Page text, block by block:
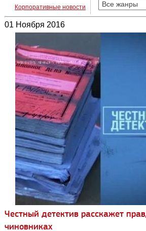
Корпоративные новости
01 Ноября 2016
Честный детектив расскажет
чиновниках